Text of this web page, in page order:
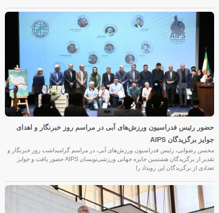
حضور رئیس فدراسیون ورزش‌های آبی در مراسم روز خبرنگار و اهدای
جوایز برگزیدگان AIPS
محسن رضوانی، رئیس فدراسیون ورزش‌های آبی، در مراسم گرامیداشت روز خبرنگار و
تقدیر از برگزیدگان هشتمین جایزه جهانی ورزشی‌نویسان AIPS حضور یافت و جوایز
تعدادی از برگزیدگان این رویداد را